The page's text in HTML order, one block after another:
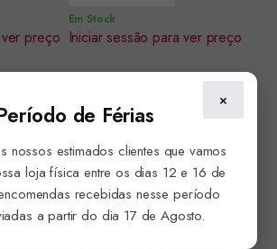
preço
Em Stock
Iniciar sessão para ver preço
×
de Férias
nossos estimados clientes que vamos
loja física entre os dias 12 e 16 de
recebidas nesse período
a partir do dia 17 de Agosto.